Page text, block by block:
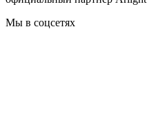
Мы в соцсетях